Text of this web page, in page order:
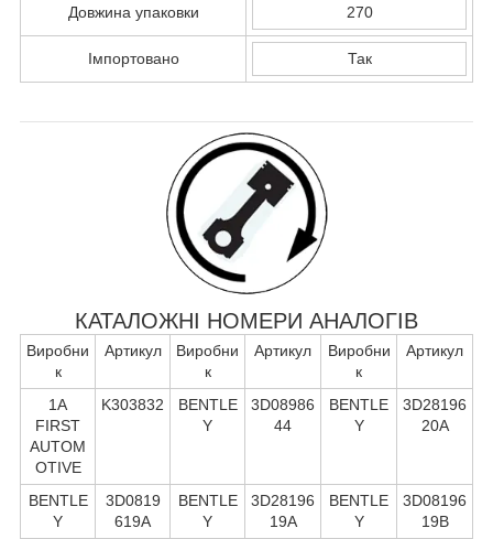
Довжина упаковки 270
Імпортовано Так
КАТАЛОЖНІ НОМЕРИ АНАЛОГІВ
Виробни
к
Артикул
Виробни
к
Артикул
Виробни
к
Артикул
1A
FIRST
AUTOM
OTIVE
K303832
BENTLE
Y
3D08986
44
BENTLE
Y
3D28196
20A
BENTLE
Y
3D0819
619A
BENTLE
Y
3D28196
19A
BENTLE
Y
3D08196
19B